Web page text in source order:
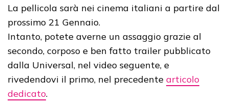
La pellicola sarà nei cinema italiani a partire dal
prossimo 21 Gennaio.
Intanto, potete averne un assaggio grazie al
secondo, corposo e ben fatto trailer pubblicato
dalla Universal, nel video seguente, e
rivedendovi il primo, nel precedente articolo
dedicato.